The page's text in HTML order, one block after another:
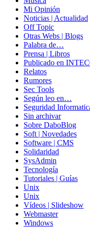
Mi Opinión
Noticias | Actualidad
Off Topic
Otras Webs | Blogs
Palabra de…
Prensa | Libros
Publicado en
Relatos
Rumores
Sec Tools
Según leo en…
Seguridad
Sin archivar
Sobre DaboBlog
Soft | Novedades
Software | CMS
Solidaridad
SysAdmin
Tecnología
Tutoriales | Guías
Unix
Unix
Vídeos | Slideshow
Webmaster
Windows